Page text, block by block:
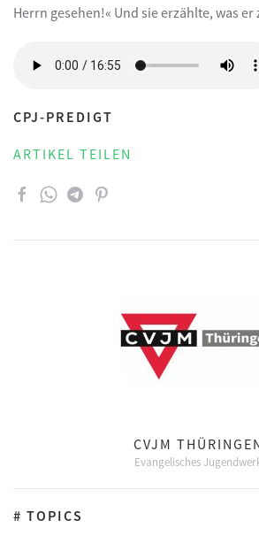
# TOPICS
Herrn gesehen!« Und sie erzählte, was
CPJ-PREDIGT
ARTIKEL TEILEN
CVJM
Evangelisches